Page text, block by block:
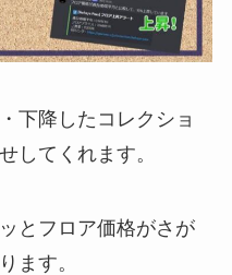
下降したコレクショ
してくれます。
とフロア価格がさが
ます。